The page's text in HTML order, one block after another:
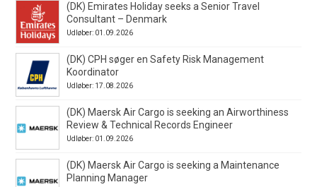
(DK) Emirates Holiday seeks a Senior Travel
Consultant – Denmark
Udløber: 01.09.2026
(DK) CPH søger en Safety Risk Management
Koordinator
Udløber: 17.08.2026
(DK) Maersk Air Cargo is seeking an Airworthiness
Review & Technical Records Engineer
Udløber: 01.09.2026
(DK) Maersk Air Cargo is seeking a Maintenance
Planning Manager